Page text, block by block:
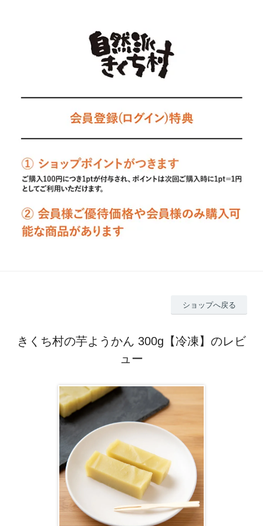
ショップへ戻る
きくち村の芋ようかん 300g【冷凍】のレビ
ュー